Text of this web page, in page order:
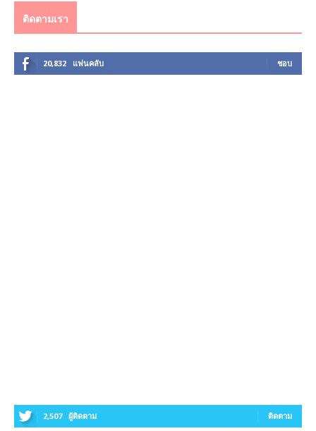
ติดตามเรา
20,832 แฟนคลับ ชอบ
2,507 ผู้ติดตาม ติดตาม